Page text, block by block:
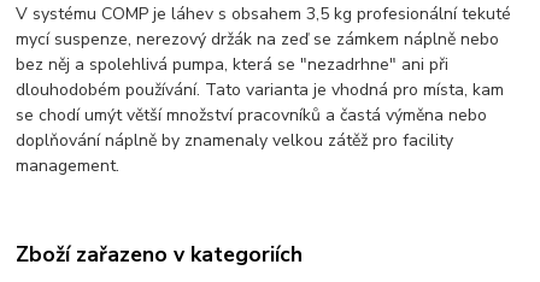
V systému COMP je láhev s obsahem 3,5 kg profesionální tekuté
mycí suspenze, nerezový držák na zeď se zámkem náplně nebo
bez něj a spolehlivá pumpa, která se "nezadrhne" ani při
dlouhodobém používání. Tato varianta je vhodná pro místa, kam
se chodí umýt větší množství pracovníků a častá výměna nebo
doplňování náplně by znamenaly velkou zátěž pro facility
management.​
Zboží zařazeno v kategoriích